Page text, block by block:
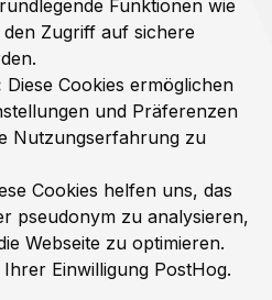
Funktionen wie
Zugriff auf sichere
Diese Cookies ermöglichen
und Präferenzen
Nutzungserfahrung zu
Cookies helfen uns, das
pseudonym zu analysieren,
Webseite zu optimieren.
Einwilligung PostHog.